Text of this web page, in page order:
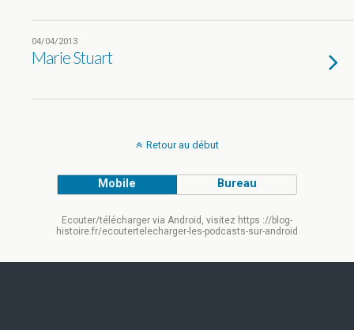
04/04/2013
Marie Stuart
Retour au début
Mobile Bureau
Ecouter/télécharger via Android, visitez https ://blog-
histoire.fr/ecoutertelecharger-les-podcasts-sur-android